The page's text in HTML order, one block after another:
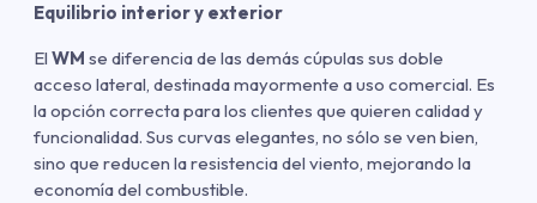
Equilibrio interior y exterior
El WM se diferencia de las demás cúpulas sus doble
acceso lateral, destinada mayormente a uso comercial. Es
la opción correcta para los clientes que quieren calidad y
funcionalidad. Sus curvas elegantes, no sólo se ven bien,
sino que reducen la resistencia del viento, mejorando la
economía del combustible.